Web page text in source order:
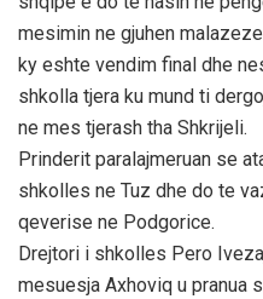
mesimin ne gjuhen
ky eshte vendim final dhe
shkolla tjera ku mund ti
ne mes tjerash tha Shkrijeli.
Prinderit paralajmeruan se
shkolles ne Tuz dhe do te
qeverise ne Podgorice.
Drejtori i shkolles Pero
mesuesja Axhoviq u pranua